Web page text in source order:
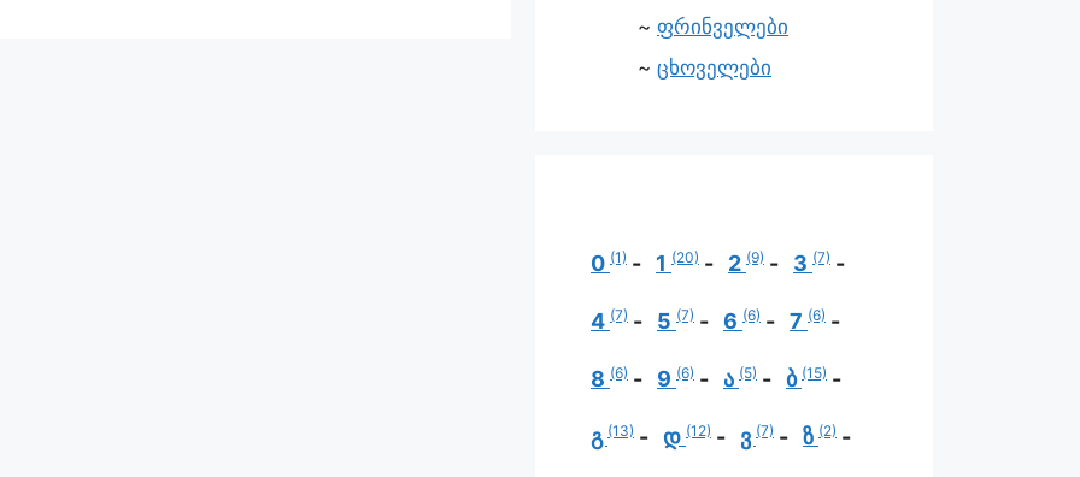
ფრინველები
ცხოველები
0 (1) 1 (20) 2 (9) 3 (7)
4 (7) 5 (7) 6 (6) 7 (6)
8 (6) 9 (6) ა (5) ბ (15)
გ (13) დ (12) ვ (7) ზ (2)